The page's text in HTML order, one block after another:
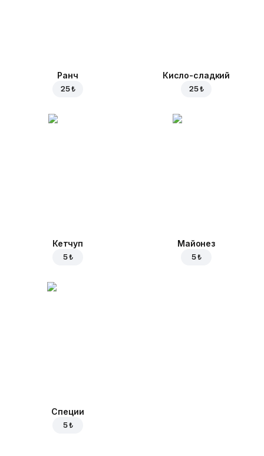
Ранч
25 ₺
Кисло-сладкий
25 ₺
Кетчуп
5 ₺
Майонез
5 ₺
Специи
5 ₺